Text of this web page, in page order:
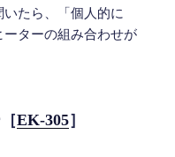
たら、「個人的に
ターの組み合わせが
EK-305］